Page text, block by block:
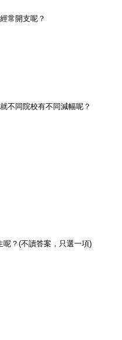
常開支呢？
不同院校有不同減幅呢？
？(不讀答案，只選一項)